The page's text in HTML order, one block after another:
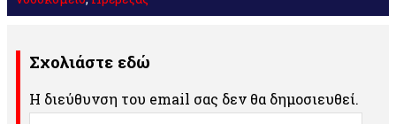
Σχολιάστε εδώ
Η διεύθυνση του email σας δεν θα δημοσιευθεί.